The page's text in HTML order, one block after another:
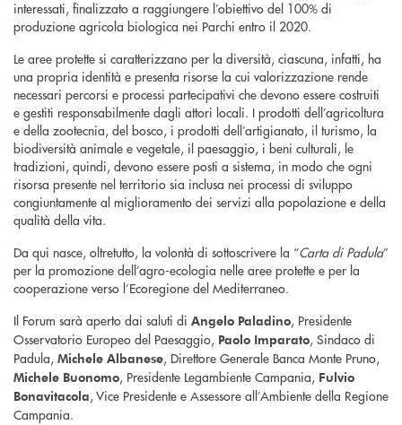
interessati, finalizzato a raggiungere l’obiettivo del 100% di
produzione agricola biologica nei Parchi entro il 2020.
Le aree protette si caratterizzano per la diversità, ciascuna, infatti, ha
una propria identità e presenta risorse la cui valorizzazione rende
necessari percorsi e processi partecipativi che devono essere costruiti
e gestiti responsabilmente dagli attori locali. I prodotti dell’agricoltura
e della zootecnia, del bosco, i prodotti dell’artigianato, il turismo, la
biodiversità animale e vegetale, il paesaggio, i beni culturali, le
tradizioni, quindi, devono essere posti a sistema, in modo che ogni
risorsa presente nel territorio sia inclusa nei processi di sviluppo
congiuntamente al miglioramento dei servizi alla popolazione e della
qualità della vita.
Da qui nasce, oltretutto, la volontà di sottoscrivere la “Carta di Padula”
per la promozione dell’agro-ecologia nelle aree protette e per la
cooperazione verso l’Ecoregione del Mediterraneo.
Il Forum sarà aperto dai saluti di Angelo Paladino, Presidente
Osservatorio Europeo del Paesaggio, Paolo Imparato, Sindaco di
Padula, Michele Albanese, Direttore Generale Banca Monte Pruno,
Michele Buonomo, Presidente Legambiente Campania, Fulvio
Bonavitacola, Vice Presidente e Assessore all’Ambiente della Regione
Campania.